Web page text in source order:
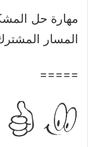
مهارة حل
المسار المشترك 1440 هـ /
=====